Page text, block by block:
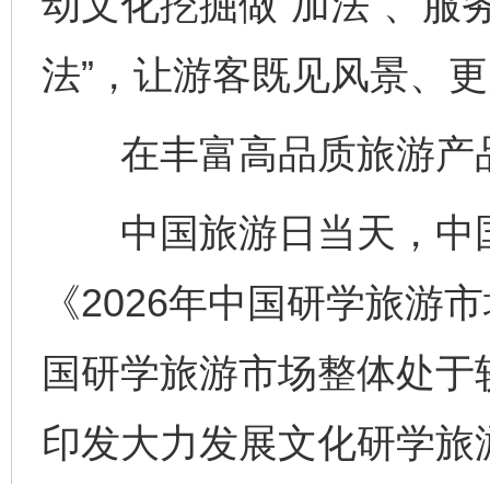
法”，让游客既见风景、
在丰富高品质旅游产
中国旅游日当天，中
《2026年中国研学旅游
国研学旅游市场整体处
印发大力发展文化研学